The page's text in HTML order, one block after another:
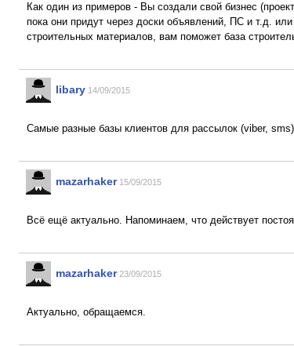
Как один из примеров - Вы создали свой бизнес
пока они придут через доски объявлений, ПС и т.д.
строительных материалов, вам поможет база
libary 14/09/2015
Самые разные базы клиентов для рассылок (viber, sms)
mazarhaker 15/09/2015
Всё ещё актуально. Напоминаем, что действует
mazarhaker 23/09/2015
Актуально, обращаемся.